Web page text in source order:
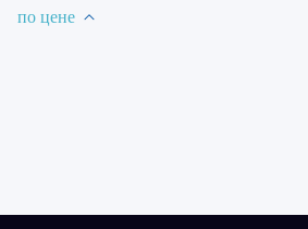
по цене